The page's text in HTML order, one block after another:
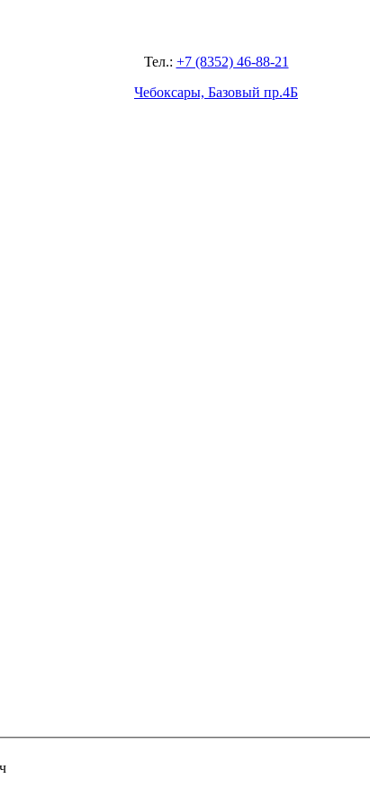
Тел.: +7 (8352) 46-88-21
Чебоксары, Базовый пр.4Б